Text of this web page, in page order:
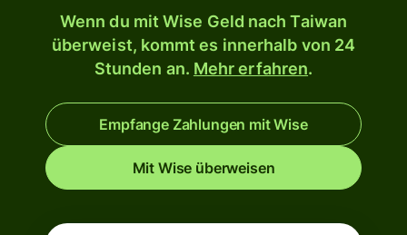
Wenn du mit Wise Geld nach Taiwan
überweist, kommt es innerhalb von 24
Stunden an. Mehr erfahren.
Empfange Zahlungen mit Wise
Mit Wise überweisen